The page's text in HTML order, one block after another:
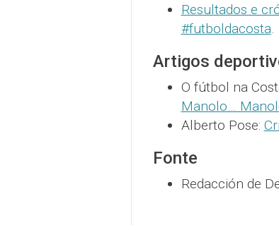
Resultados e
#futboldacosta.
Artigos
O fútbol na
Manolo…
Alberto Pose:
Fonte
Redacción de